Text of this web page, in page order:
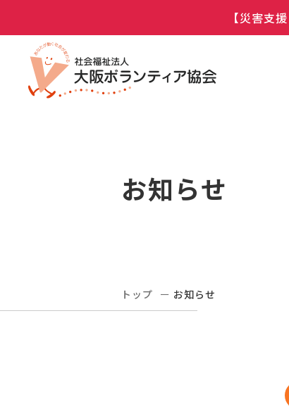
【災害支
お知らせ
トップ お知らせ